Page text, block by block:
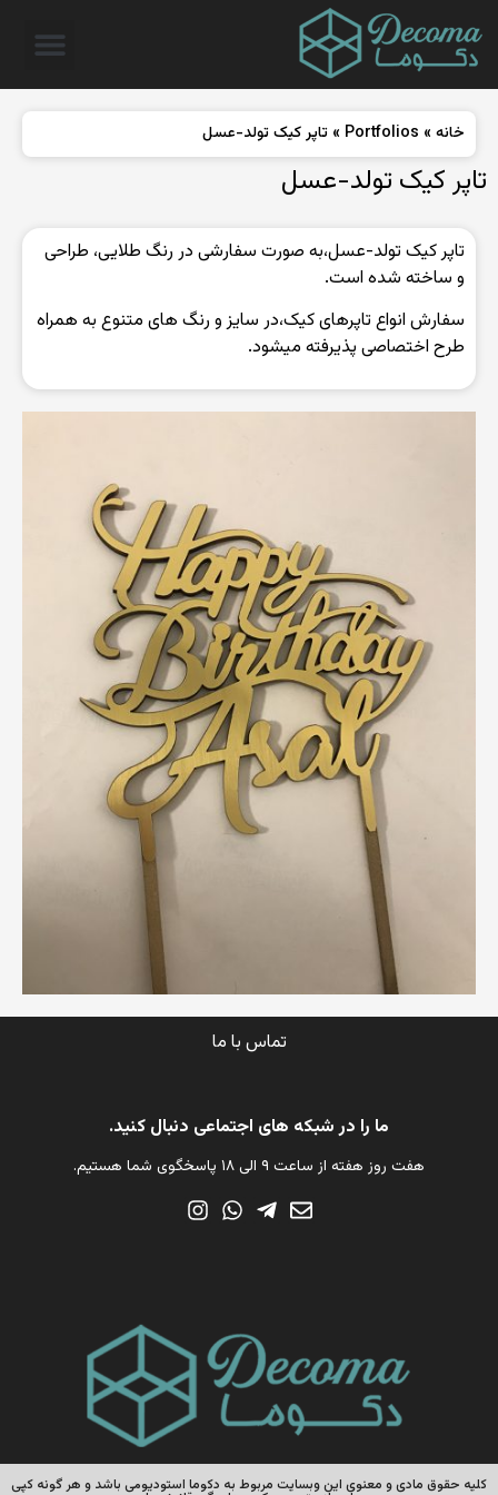
خانه »
Portfolios
» تاپر کیک تولد-عسل
تاپر کیک تولد-عسل
تاپر کیک تولد-عسل،به صورت سفارشی در رنگ طلایی، طراحی
و ساخته شده است.
سفارش انواع تاپرهای کیک،در سایز و رنگ های متنوع به همراه
طرح اختصاصی پذیرفته میشود.
تماس با ما
ما را در شبکه های اجتماعی دنبال کنید.
هفت روز هفته از ساعت ۹ الی ۱۸ پاسخگوی شما هستیم.
کلیه حقوق مادی و معنوی این وبسایت مربوط به دکوما استودیومی باشد و هر گونه کپی